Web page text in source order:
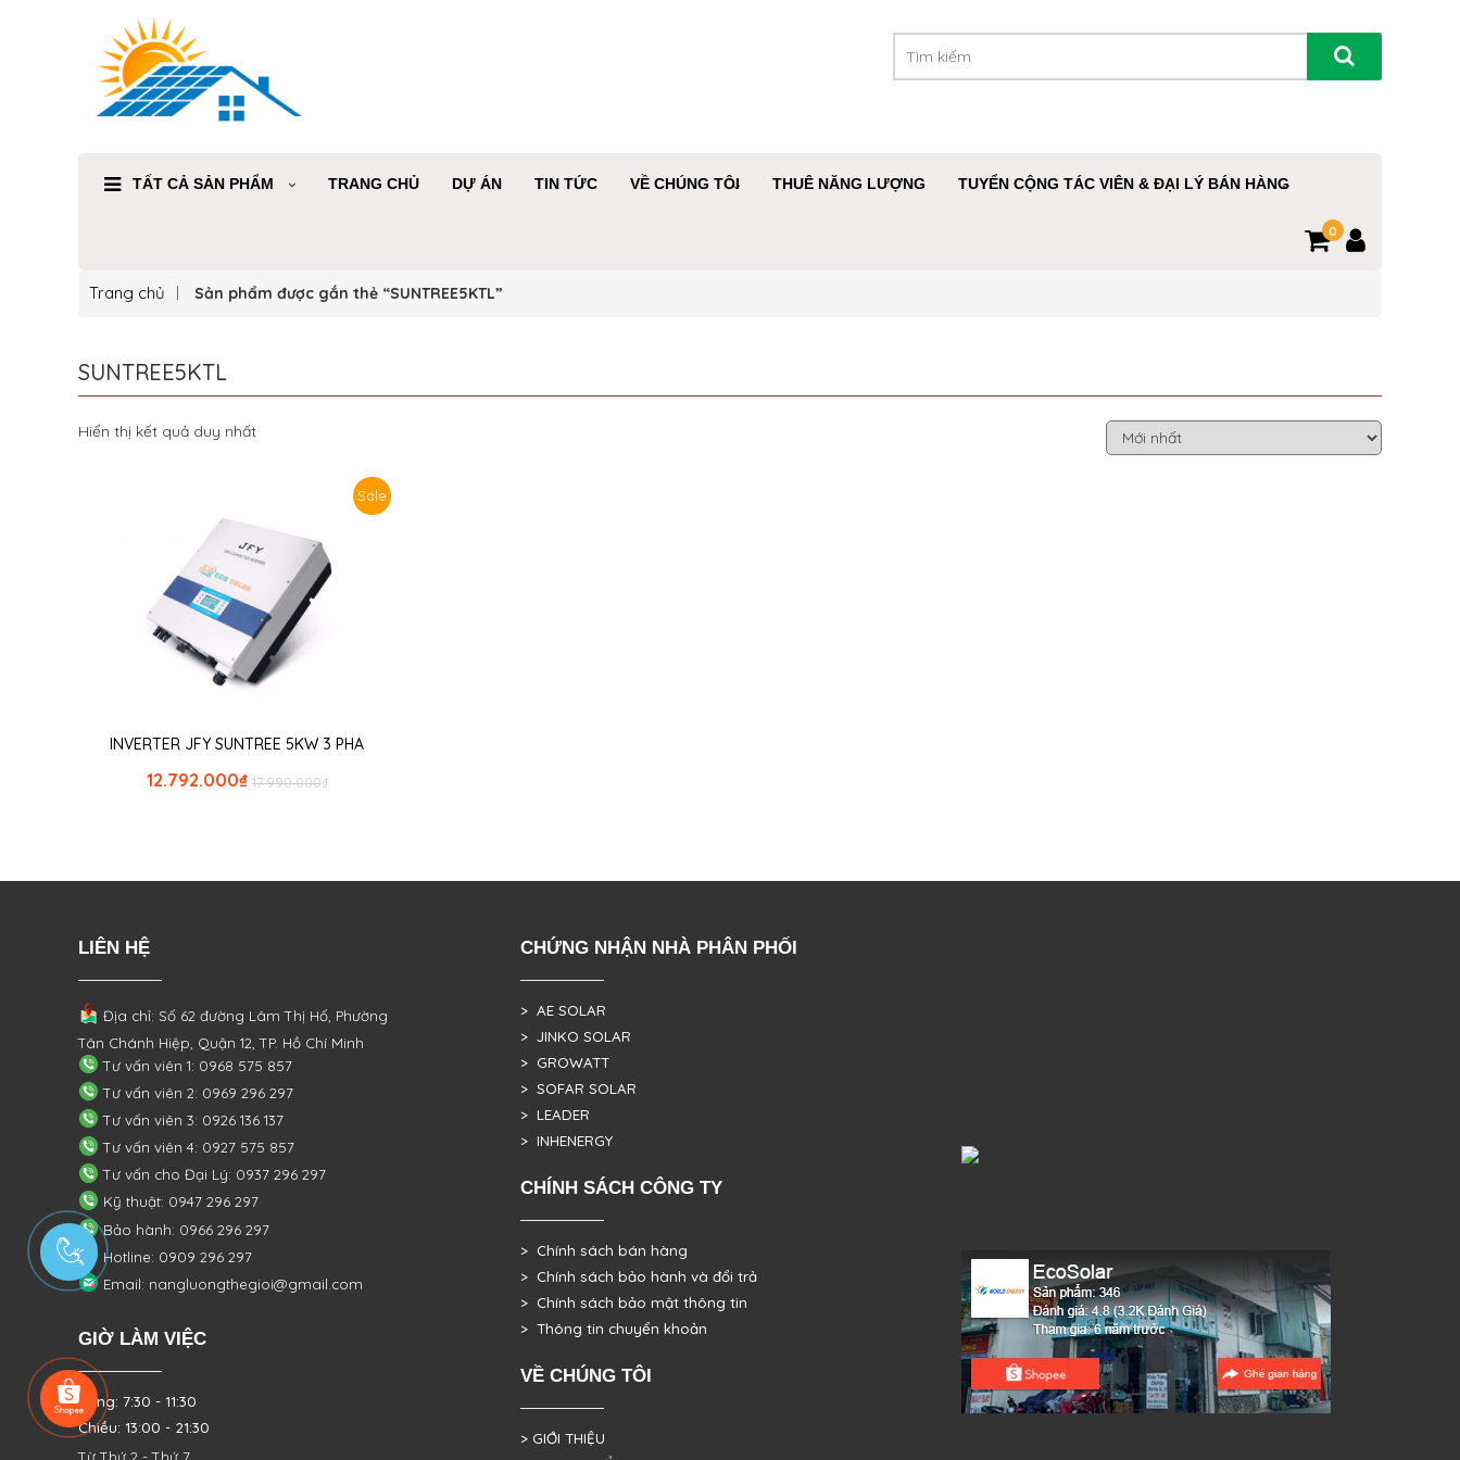
TẤT CẢ SẢN PHẨM TRANG CHỦ DỰ ÁN TIN TỨC VỀ CHÚNG TÔI THUÊ NĂNG LƯỢNG TUYỂN CỘNG TÁC VIÊN & ĐẠI LÝ BÁN HÀNG
0
Trang chủ Sản phẩm được gắn thẻ “SUNTREE5KTL”
SUNTREE5KTL
Hiển thị kết quả duy nhất
Sale
INVERTER JFY SUNTREE 5KW 3 PHA
₫
17.990.000
₫
12.792.000
LIÊN HỆ
Địa chỉ: Số 62 đường Lâm Thị Hố, Phường
Tân Chánh Hiệp, Quận 12, TP. Hồ Chí Minh
Tư vấn viên 1: 0968 575 857
Tư vấn viên 2: 0969 296 297
Tư vấn viên 3: 0926 136 137
Tư vấn viên 4: 0927 575 857
Tư vấn cho Đại Lý: 0937 296 297
Kỹ thuật: 0947 296 297
Bảo hành: 0966 296 297
Hotline: 0909 296 297
Email: nangluongthegioi@gmail.com
GIỜ LÀM VIỆC
Sáng: 7:30 - 11:30
Chiều: 13:00 - 21:30
CHỨNG NHẬN NHÀ PHÂN PHỐI
> AE SOLAR
> JINKO SOLAR
> GROWATT
> SOFAR SOLAR
> LEADER
> INHENERGY
CHÍNH SÁCH CÔNG TY
> Chính sách bán hàng
> Chính sách bảo hành và đổi trả
> Chính sách bảo mật thông tin
> Thông tin chuyển khoản
VỀ CHÚNG TÔI
> GIỚI THIỆU